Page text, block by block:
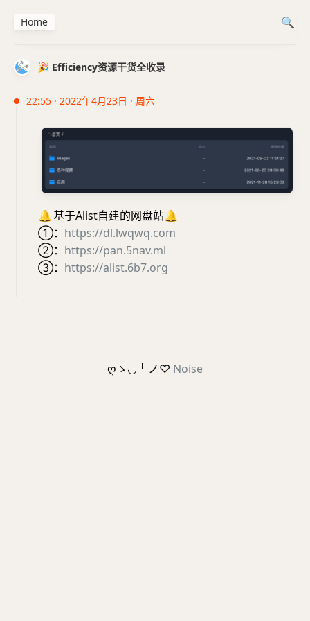
🎉 Efficiency资源干货全收录
22:55 · 2022年4月23日 · 周六
🔔基于Alist自建的网盘站🔔
①： https://dl.lwqwq.com
②： https://pan.5nav.ml
③： https://alist.6b7.org
Home
ღゝ◡╹ノ♡ Noise